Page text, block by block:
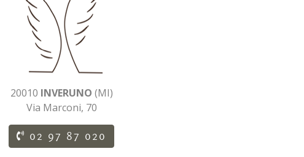
20010 INVERUNO (MI)
Via Marconi, 70
02 97 87 020